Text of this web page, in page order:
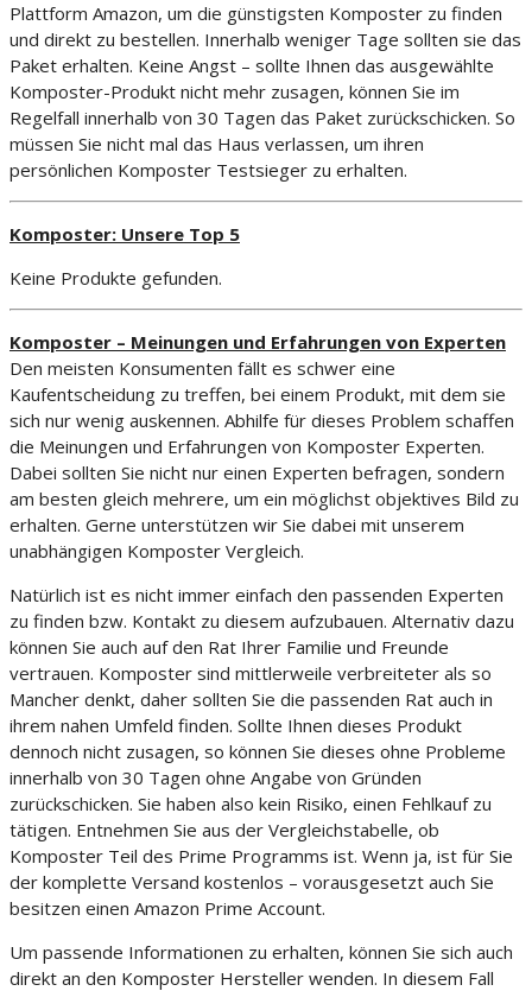
Plattform Amazon, um die günstigsten Komposter zu finden
und direkt zu bestellen. Innerhalb weniger Tage sollten sie das
Paket erhalten. Keine Angst – sollte Ihnen das ausgewählte
Komposter-Produkt nicht mehr zusagen, können Sie im
Regelfall innerhalb von 30 Tagen das Paket zurückschicken. So
müssen Sie nicht mal das Haus verlassen, um ihren
persönlichen Komposter Testsieger zu erhalten.
Komposter: Unsere Top 5
Keine Produkte gefunden.
Komposter – Meinungen und Erfahrungen von Experten
Den meisten Konsumenten fällt es schwer eine
Kaufentscheidung zu treffen, bei einem Produkt, mit dem sie
sich nur wenig auskennen. Abhilfe für dieses Problem schaffen
die Meinungen und Erfahrungen von Komposter Experten.
Dabei sollten Sie nicht nur einen Experten befragen, sondern
am besten gleich mehrere, um ein möglichst objektives Bild zu
erhalten. Gerne unterstützen wir Sie dabei mit unserem
unabhängigen Komposter Vergleich.
Natürlich ist es nicht immer einfach den passenden Experten
zu finden bzw. Kontakt zu diesem aufzubauen. Alternativ dazu
können Sie auch auf den Rat Ihrer Familie und Freunde
vertrauen. Komposter sind mittlerweile verbreiteter als so
Mancher denkt, daher sollten Sie die passenden Rat auch in
ihrem nahen Umfeld finden. Sollte Ihnen dieses Produkt
dennoch nicht zusagen, so können Sie dieses ohne Probleme
innerhalb von 30 Tagen ohne Angabe von Gründen
zurückschicken. Sie haben also kein Risiko, einen Fehlkauf zu
tätigen. Entnehmen Sie aus der Vergleichstabelle, ob
Komposter Teil des Prime Programms ist. Wenn ja, ist für Sie
der komplette Versand kostenlos – vorausgesetzt auch Sie
besitzen einen Amazon Prime Account.
Um passende Informationen zu erhalten, können Sie sich auch
direkt an den Komposter Hersteller wenden. In diesem Fall